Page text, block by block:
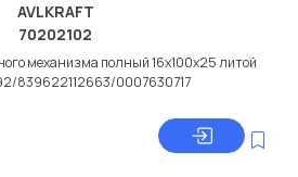
AVLKRAFT
70202102
механизма полный 16x100x25 литой
839622112663/0007630717